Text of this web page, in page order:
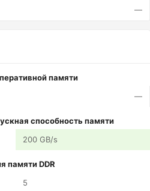
—
памяти
—
способность памяти
200 GB/s
памяти DDR
5